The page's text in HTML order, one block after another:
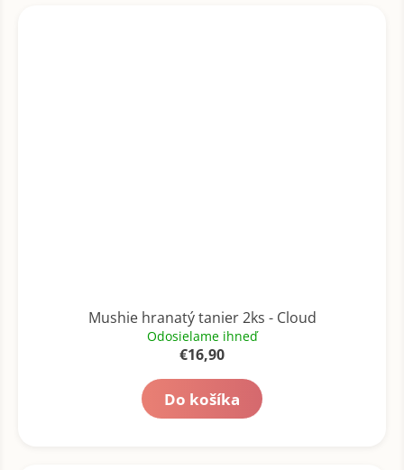
Mushie hranatý tanier 2ks - Cloud
Odosielame ihneď
€16,90
Do košíka